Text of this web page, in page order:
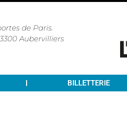
de Paris.
Aubervilliers
BILLETTERIE